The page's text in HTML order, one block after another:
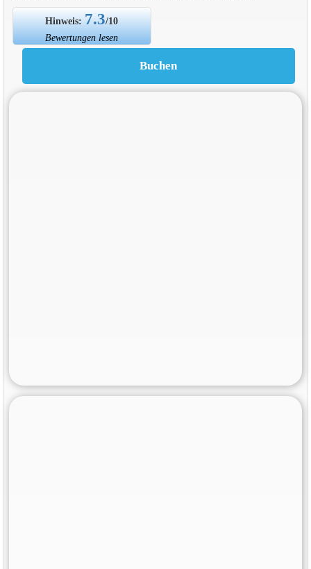
Hinweis: 7.3/10
Bewertungen lesen